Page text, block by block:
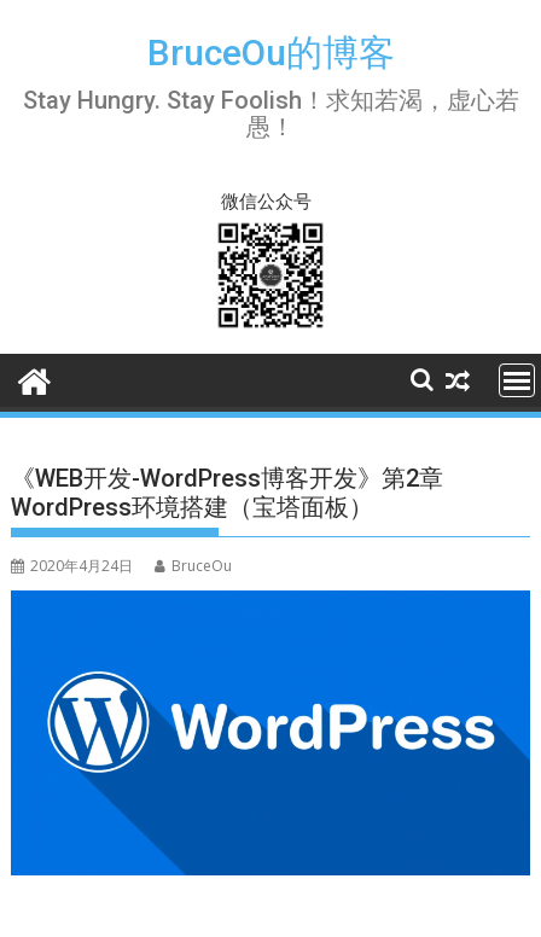
BruceOu的博客
Stay Hungry. Stay Foolish！求知若渴，虚心若
愚！
微信公众号
《WEB开发-WordPress博客开发》第2章
WordPress环境搭建（宝塔面板）
2020年4月24日 BruceOu